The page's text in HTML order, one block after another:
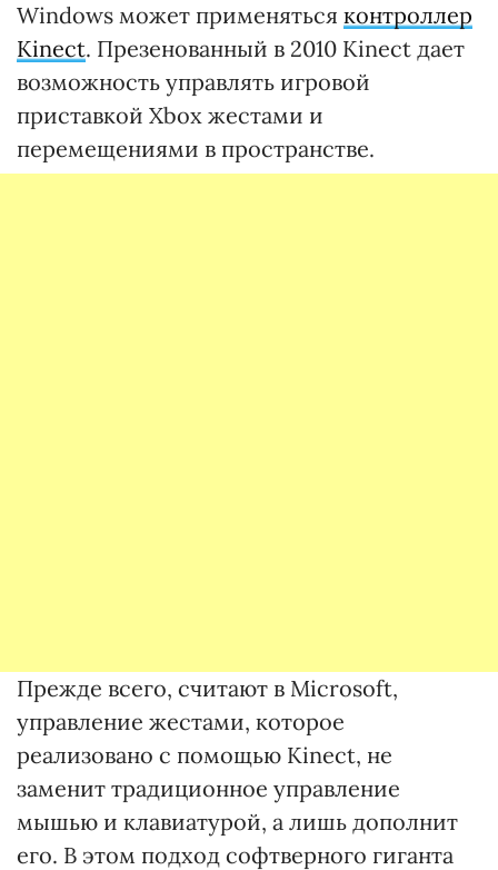
Windows может применяться контроллер
Kinect. Презенованный в 2010 Kinect дает
возможность управлять игровой
приставкой Xbox жестами и
перемещениями в пространстве.
Прежде всего, считают в Microsoft,
управление жестами, которое
реализовано с помощью Kinect, не
заменит традиционное управление
мышью и клавиатурой, а лишь дополнит
его. В этом подход софтверного гиганта